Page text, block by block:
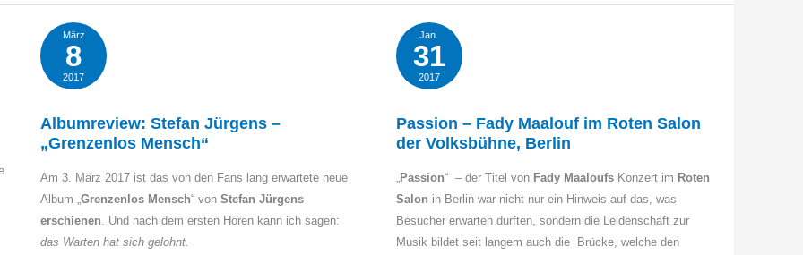
Earth
–
Nightwish
in
Oberhausen
März
8
2017
Albumreview: Stefan Jürgens –
„Grenzenlos Mensch“
Am 3. März 2017 ist das von den Fans lang erwartete neue
Album „Grenzenlos Mensch“ vonStefan Jürgens
erschienen . Und nach dem ersten Hören kann ich sagen:
das Warten hat sich gelohnt.
Jan.
31
2017
Passion – Fady Maalouf im Roten Salon
der Volksbühne, Berlin
Passion“ – der Titel von Fady MaaloufsKonzert im Roten
Salon in Berlin war nicht nur ein Hinweis auf das, was
Besucher erwarten durften, sondern die Leidenschaft zur
Musik bildet seit langem auch die Brücke, welche den